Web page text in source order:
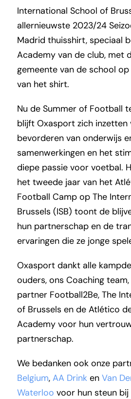
International School of
allernieuwste 2023/24
Madrid thuisshirt, speciaal
Academy van de club, met
gemeente van de school
van het shirt.
Nu de Summer of Football
blijft Oxasport zich inzetten
bevorderen van onderwijs
samenwerkingen en het
diepe passie voor voetbal.
het tweede jaar van het
Football Camp op The
Brussels (ISB) toont de
hun partnerschap en de
ervaringen die ze jonge
Oxasport dankt alle
ouders, ons Coaching
partner Football2Be, The
of Brussels en de Atlético
Academy voor hun
partnerschap.
We bedanken ook onze
Belgium, AA Drink en Van
Waterloo voor hun steun bij